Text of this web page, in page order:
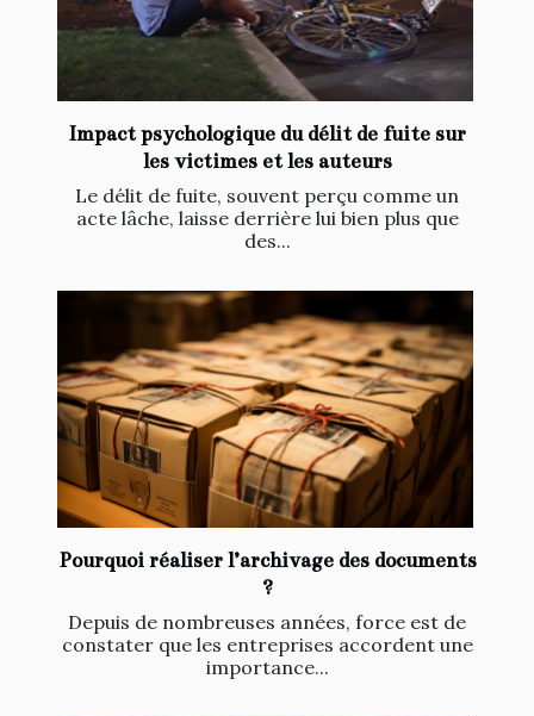
Impact psychologique du délit de fuite sur
les victimes et les auteurs
Le délit de fuite, souvent perçu comme un
acte lâche, laisse derrière lui bien plus que
des...
Pourquoi réaliser l’archivage des documents
?
Depuis de nombreuses années, force est de
constater que les entreprises accordent une
importance...